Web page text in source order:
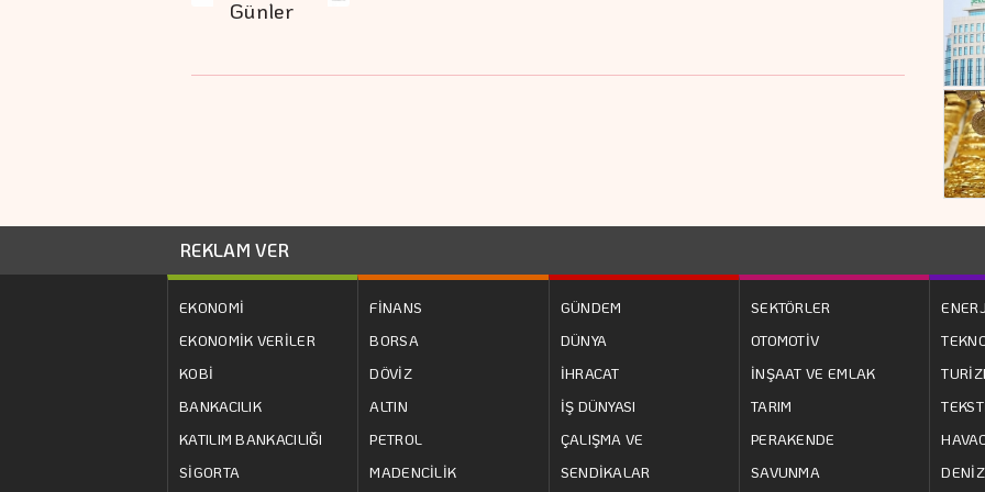
Günler
REKLAM VER
EKONOMİ
EKONOMİK VERİLER
KOBİ
BANKACILIK
KATILIM BANKACILIĞI
SİGORTA
FİNANS
BORSA
DÖVİZ
ALTIN
PETROL
MADENCİLİK
GÜNDEM
DÜNYA
İHRACAT
İŞ DÜNYASI
ÇALIŞMA VE
SENDİKALAR
SEKTÖRLER
OTOMOTİV
İNŞAAT VE EMLAK
TARIM
PERAKENDE
SAVUNMA